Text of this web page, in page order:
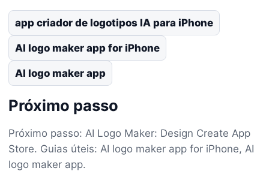
app criador de logotipos IA para iPhone
AI logo maker app for iPhone
AI logo maker app
Próximo passo
Próximo passo: AI Logo Maker: Design Create App
Store. Guias úteis: AI logo maker app for iPhone, AI
logo maker app.